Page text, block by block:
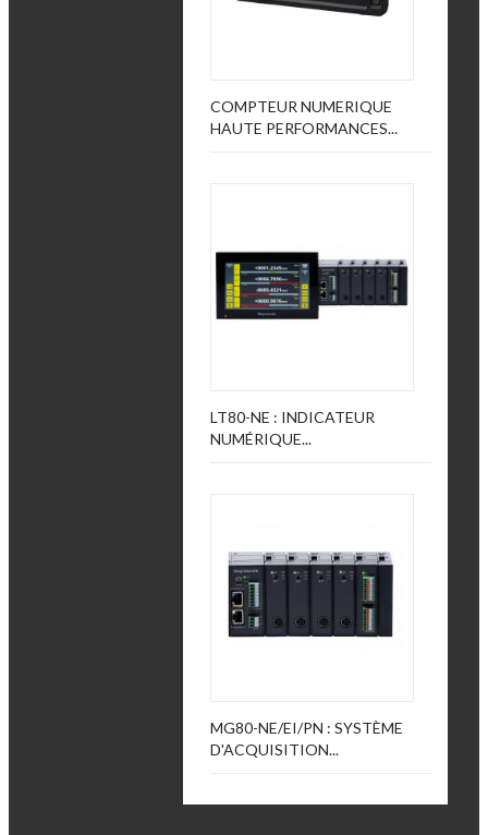
COMPTEUR NUMERIQUE
HAUTE PERFORMANCES...
LT80-NE : INDICATEUR
NUMÉRIQUE...
MG80-NE/EI/PN : SYSTÈME
D'ACQUISITION...